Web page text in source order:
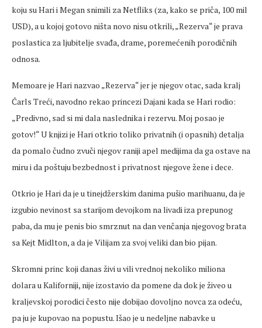
koju su Hari i Megan snimili za Netfliks (za, kako se priča, 100 mil
USD), a u kojoj gotovo ništa novo nisu otkrili, „Rezerva“ je prava
poslastica za ljubitelje svađa, drame, poremećenih porodičnih
odnosa.
Memoare je Hari nazvao „Rezerva“ jer je njegov otac, sada kralj
Čarls Treći, navodno rekao princezi Dajani kada se Hari rodio:
„Predivno, sad si mi dala naslednika i rezervu. Moj posao je
gotov!“ U knjizi je Hari otkrio toliko privatnih (i opasnih) detalja
da pomalo čudno zvuči njegov raniji apel medijima da ga ostave na
miru i da poštuju bezbednost i privatnost njegove žene i dece.
Otkrio je Hari da je u tinejdžerskim danima pušio marihuanu, da je
izgubio nevinost sa starijom devojkom na livadi iza prepunog
paba, da mu je penis bio smrznut na dan venčanja njegovog brata
sa Kejt Midlton, a da je Vilijam za svoj veliki dan bio pijan.
Skromni princ koji danas živi u vili vrednoj nekoliko miliona
dolara u Kaliforniji, nije izostavio da pomene da dok je živeo u
kraljevskoj porodici često nije dobijao dovoljno novca za odeću,
pa ju je kupovao na popustu. Išao je u nedeljne nabavke u